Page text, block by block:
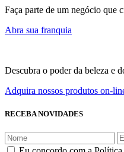
Faça parte de um negócio que
Abra sua franquia
Descubra o poder da beleza e
Adquira nossos produtos on-
RECEBA NOVIDADES